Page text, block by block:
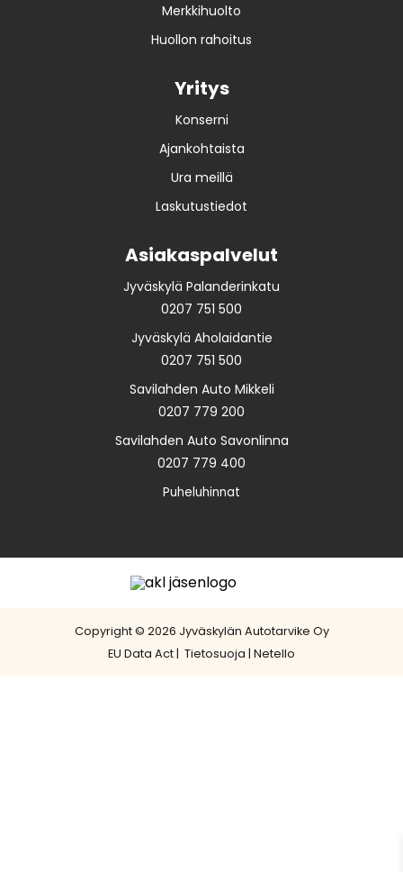
Merkkihuolto
Huollon rahoitus
Yritys
Konserni
Ajankohtaista
Ura meillä
Laskutustiedot
Asiakaspalvelut
Jyväskylä Palanderinkatu
0207 751 500
Jyväskylä Aholaidantie
0207 751 500
Savilahden Auto Mikkeli
0207 779 200
Savilahden Auto Savonlinna
0207 779 400
Puheluhinnat
Copyright © 2026 Jyväskylän Autotarvike Oy
EU Data Act | Tietosuoja | Netello